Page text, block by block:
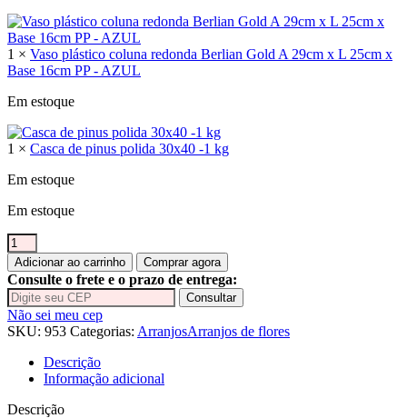
1 × Vaso plástico coluna redonda Berlian Gold A 29cm x L 25cm x
Base 16cm PP - AZUL
Em estoque
1 × Casca de pinus polida 30x40 -1 kg
Em estoque
Em estoque
Arranjo
de
girassol
com
lavanda
roxa
vaso
quantidade
Adicionar ao carrinho Comprar agora
Consulte o frete e o prazo de entrega:
Consultar
Não sei meu cep
SKU: 953 Categorias: ArranjosArranjos de flores
Descrição
Informação adicional
Descrição